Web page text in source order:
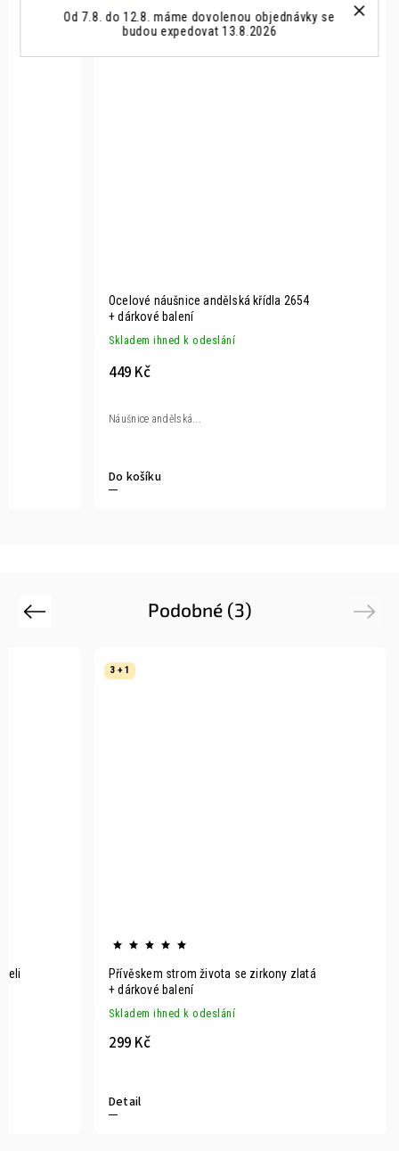
Od 7.8. do 12.8. máme dovolenou objednávky se
budou expedovat 13.8.2026
Ocelové náušnice andělská křídla 2654
+ dárkové balení
Skladem ihned k odeslání
449 Kč
Do košíku
Náušnice andělská...
Podobné (3)
Previous
3 + 1
Přívěskem strom života se zirkony zlatá
+ dárkové balení
Skladem ihned k odeslání
299 Kč
Detail
Next